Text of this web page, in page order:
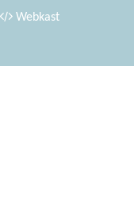
Webkast